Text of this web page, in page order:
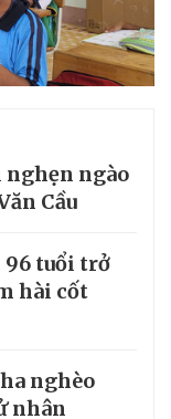
nghẹn ngào
Cầu
96 tuổi trở
hài cốt
nghèo
nhân